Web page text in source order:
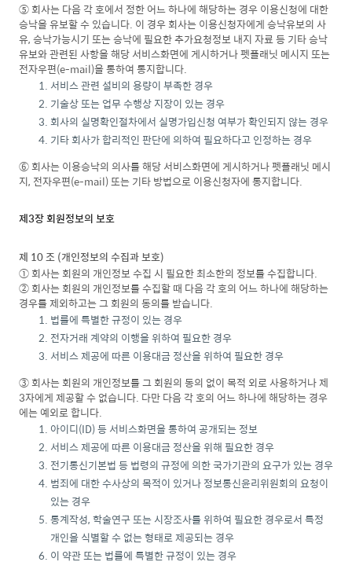
⑤ 회사는 다음 각 호에서 정한 어느 하나에 해당하는 경우 이용신청에 대한
승낙을 유보할 수 있습니다. 이 경우 회사는 이용신청자에게 승낙유보의 사
유, 승낙가능시기 또는 승낙에 필요한 추가요청정보 내지 자료 등 기타 승낙
유보와 관련된 사항을 해당 서비스화면에 게시하거나 펫플래닛 메시지 또는
전자우편(e-mail)을 통하여 통지합니다.
서비스 관련 설비의 용량이 부족한 경우
기술상 또는 업무 수행상 지장이 있는 경우
회사의 실명확인절차에서 실명가입신청 여부가 확인되지 않는 경우
기타 회사가 합리적인 판단에 의하여 필요하다고 인정하는 경우
⑥ 회사는 이용승낙의 의사를 해당 서비스화면에 게시하거나 펫플래닛 메시
지, 전자우편(e-mail) 또는 기타 방법으로 이용신청자에 통지합니다.
제3장 회원정보의 보호
제 10 조 (개인정보의 수집과 보호)
① 회사는 회원의 개인정보 수집 시 필요한 최소한의 정보를 수집합니다.
② 회사는 회원의 개인정보를 수집할 때 다음 각 호의 어느 하나에 해당하는
경우를 제외하고는 그 회원의 동의를 받습니다.
법률에 특별한 규정이 있는 경우
전자거래 계약의 이행을 위하여 필요한 경우
서비스 제공에 따른 이용대금 정산을 위하여 필요한 경우
③ 회사는 회원의 개인정보를 그 회원의 동의 없이 목적 외로 사용하거나 제
3자에게 제공할 수 없습니다. 다만 다음 각 호의 어느 하나에 해당하는 경우
에는 예외로 합니다.
아이디(ID) 등 서비스화면을 통하여 공개되는 정보
서비스 제공에 따른 이용대금 정산을 위해 필요한 경우
전기통신기본법 등 법령의 규정에 의한 국가기관의 요구가 있는 경우
범죄에 대한 수사상의 목적이 있거나 정보통신윤리위원회의 요청이
있는 경우
통계작성, 학술연구 또는 시장조사를 위하여 필요한 경우로서 특정
개인을 식별할 수 없는 형태로 제공되는 경우
이 약관 또는 법률에 특별한 규정이 있는 경우